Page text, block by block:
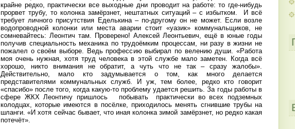
крайне редко, практически все выходные дни проводит на работе: то где-нибудь
прорвет трубу, то колонка замёрзнет, нештатных ситуаций – с избытком.
И всё
требует личного присутствия Еделькина – по-другому он не может. Если возле
водопроводной колонки или места аварии стоит «уазик» коммунальщиков, не
сомневайтесь: Леонтич там. Проверено! Алексей Леонтьевич, ещё в юные годы
получив специальность механика по трудоёмким процессам, ни разу в жизни не
пожалел о своём выборе. Ведь профессию выбирал по велению души. «Работа
моя очень нужная, хотя труд человека в этой службе мало заметен. Когда всё
хорошо, никто внимания не обратит, а чуть что не так – сразу жалобы».
Действительно, мало кто задумывается о том, как много делается
представителями коммунальных служб. И уж, тем более, редко кто говорит
«спасибо» после того, когда какую-то проблему удается решить. За годы работы в
сфере ЖКХ Леонтичу пришлось побывать практически во всех подземных
колодцах, которые имеются в посёлке, приходилось менять сгнившие трубы на
шланги. «И хотя сейчас бывает, что иная колонка зимой замёрзнет, но редко какая
потечёт».